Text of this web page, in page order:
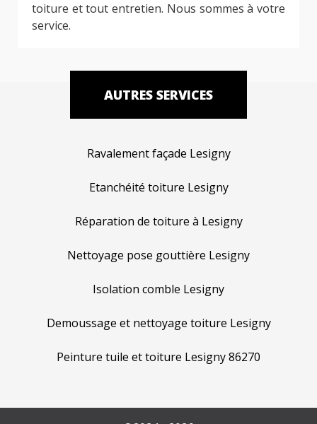
toiture et tout entretien. Nous sommes à votre
service.
AUTRES SERVICES
Ravalement façade Lesigny
Etanchéité toiture Lesigny
Réparation de toiture à Lesigny
Nettoyage pose gouttière Lesigny
Isolation comble Lesigny
Demoussage et nettoyage toiture Lesigny
Peinture tuile et toiture Lesigny 86270